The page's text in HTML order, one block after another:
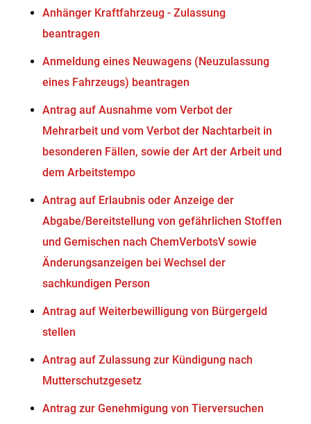
Anhänger Kraftfahrzeug - Zulassung
beantragen
Anmeldung eines Neuwagens (Neuzulassung
eines Fahrzeugs) beantragen
Antrag auf Ausnahme vom Verbot der
Mehrarbeit und vom Verbot der Nachtarbeit in
besonderen Fällen, sowie der Art der Arbeit und
dem Arbeitstempo
Antrag auf Erlaubnis oder Anzeige der
Abgabe/Bereitstellung von gefährlichen Stoffen
und Gemischen nach ChemVerbotsV sowie
Änderungsanzeigen bei Wechsel der
sachkundigen Person
Antrag auf Weiterbewilligung von Bürgergeld
stellen
Antrag auf Zulassung zur Kündigung nach
Mutterschutzgesetz
Antrag zur Genehmigung von Tierversuchen